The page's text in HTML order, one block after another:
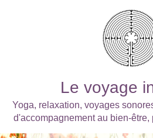
Le voyage
Yoga, relaxation, voyages
d'accompagnement au bien-